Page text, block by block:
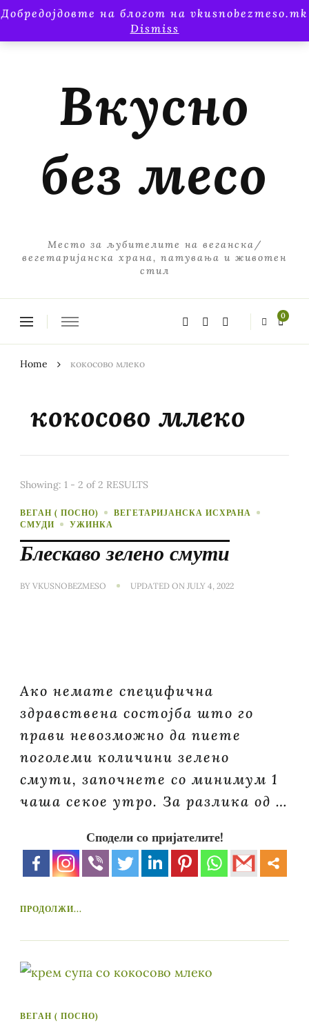
Добредојдовте на блогот на vkusnobezmeso.mk
Dismiss
Вкусно
без месо
Место за љубителите на веганска/
вегетаријанска храна, патувања и животен
стил
0
Home кокосово млеко
кокосово млеко
Showing: 1 - 2 of 2 RESULTS
ВЕГАН ( ПОСНО)
ВЕГЕТАРИЈАНСКА ИСХРАНА
СМУДИ
УЖИНКА
Блескаво зелено смути
BY VKUSNOBEZMESO UPDATED ON JULY 4, 2022
Ако немате специфична
здравствена состојба што го
прави невозможно да пиете
поголеми количини зелено
смути, започнете со минимум 1
чаша секое утро. За разлика од …
Сподели со пријателите!
ПРОДОЛЖИ...
ВЕГАН ( ПОСНО)